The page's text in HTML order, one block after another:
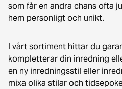
som får en andra chans ofta
hem personligt och unikt.
I vårt sortiment hittar du
kompletterar din inredning
en ny inredningsstil eller
mixa olika stilar och